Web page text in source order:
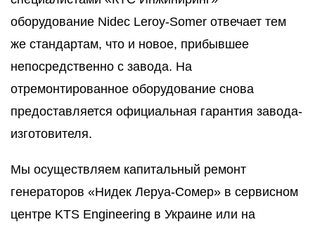
оборудование Nidec Leroy-Somer отвечает тем
же стандартам, что и новое, прибывшее
непосредственно с завода. На
отремонтированное оборудование снова
предоставляется официальная гарантия завода-
изготовителя.
Мы осуществляем капитальный ремонт
генераторов «Нидек Леруа-Сомер» в сервисном
центре KTS Engineering в Украине или на